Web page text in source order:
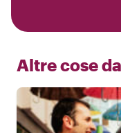
Altre cose